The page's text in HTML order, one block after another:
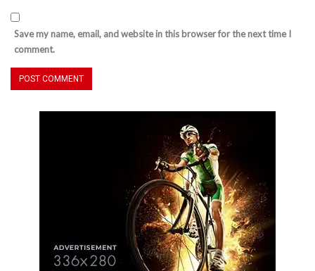
Save my name, email, and website in this browser for the next time I
comment.